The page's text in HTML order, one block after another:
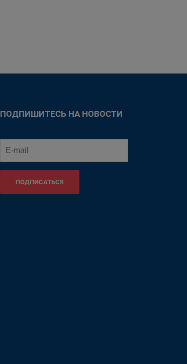
ПОДПИШИТЕСЬ НА НОВОСТИ
ПОДПИСАТЬСЯ